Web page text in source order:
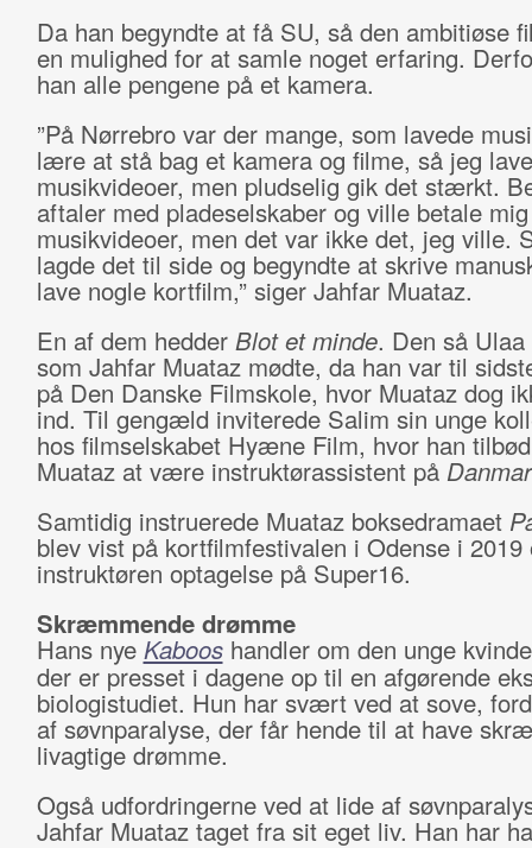
Da han begyndte at få SU, så den ambitiøse
en mulighed for at samle noget erfaring.
han alle pengene på et kamera.
”På Nørrebro var der mange, som lavede
lære at stå bag et kamera og filme, så jeg
musikvideoer, men pludselig gik det stærkt.
aftaler med pladeselskaber og ville betale
musikvideoer, men det var ikke det, jeg ville.
lagde det til side og begyndte at skrive
lave nogle kortfilm,” siger Jahfar Muataz.
En af dem hedder Blot et minde. Den så
som Jahfar Muataz mødte, da han var til
på Den Danske Filmskole, hvor Muataz dog
ind. Til gengæld inviterede Salim sin unge
hos filmselskabet Hyæne Film, hvor han
Muataz at være instruktørassistent på
Samtidig instruerede Muataz boksedramaet
blev vist på kortfilmfestivalen i Odense i 2019
instruktøren optagelse på Super16.
Skræmmende drømme
Hans nye Kabooshandler om den unge
der er presset i dagene op til en afgørende
biologistudiet. Hun har svært ved at sove,
af søvnparalyse, der får hende til at have
livagtige drømme.
Også udfordringerne ved at lide af
Jahfar Muataz taget fra sit eget liv. Han har